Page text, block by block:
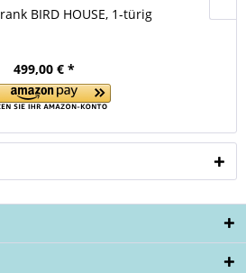
BIRD HOUSE, 1-türig
499,00 € *